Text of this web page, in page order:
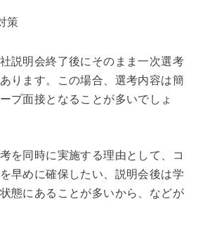
策
説明会終了後にそのまま一次選考
ります。この場合、選考内容は簡
プ面接となることが多いでしょ
を同時に実施する理由として、コ
早めに確保したい、説明会後は学
態にあることが多いから、などが